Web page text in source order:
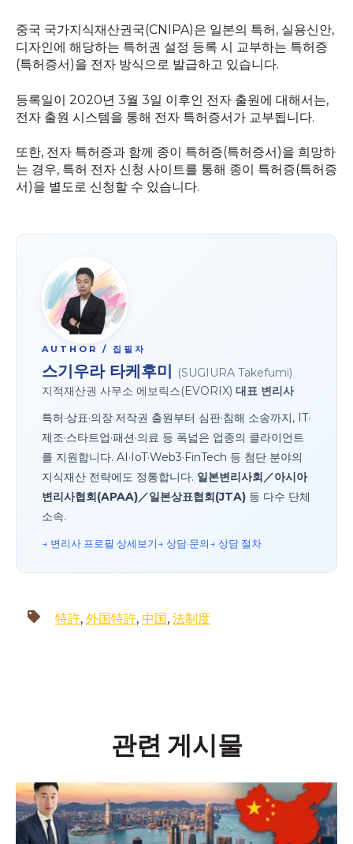
중국 국가지식재산권국(CNIPA)은 일본의 특허, 실용신안,
디자인에 해당하는 특허권 설정 등록 시 교부하는 특허증
(특허증서)을 전자 방식으로 발급하고 있습니다.
등록일이 2020년 3월 3일 이후인 전자 출원에 대해서는,
전자 출원 시스템을 통해 전자 특허증서가 교부됩니다.
또한, 전자 특허증과 함께 종이 특허증(특허증서)을 희망하
는 경우, 특허 전자 신청 사이트를 통해 종이 특허증(특허증
서)을 별도로 신청할 수 있습니다.
AUTHOR / 집필자
스기우라 타케후미 (SUGIURA Takefumi)
지적재산권 사무소 에보릭스(EVORIX) 대표 변리사
특허·상표·의장·저작권 출원부터 심판·침해 소송까지, IT·
제조·스타트업·패션·의료 등 폭넓은 업종의 클라이언트
를 지원합니다. AI·IoT·Web3·FinTech 등 첨단 분야의
지식재산 전략에도 정통합니다. 일본변리사회／아시아
변리사협회(APAA)／일본상표협회(JTA) 등 다수 단체
소속.
→ 변리사 프로필 상세 보기→ 상담·문의→ 상담 절차
特許, 外国特許, 中国, 法制度
관련 게시물